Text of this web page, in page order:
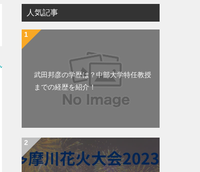
人気記事
武田邦彦の学歴は？中部大学特任教授
までの経歴を紹介！